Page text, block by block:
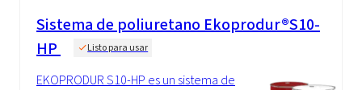
Sistema de poliuretano Ekoprodur®S10-
HP
Listo para usar
EKOPRODUR S10-HP es un sistema de